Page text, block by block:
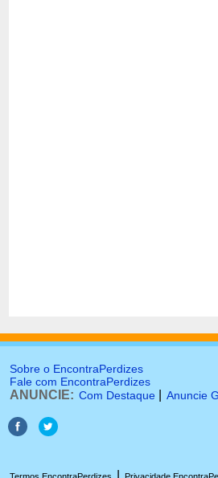
Sobre o EncontraPerdizes
Fale com EncontraPerdizes
ANUNCIE: Com Destaque Anuncie